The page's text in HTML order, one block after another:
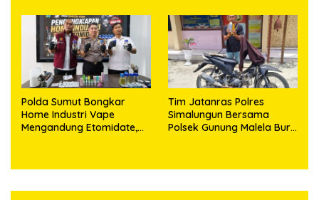
Polda Sumut Bongkar
Home Industri Vape
Mengandung Etomidate,
Tim Jatanras Polres
Simalungun Bersama
Polsek Gunung Malela Buru